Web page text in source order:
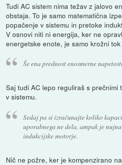
Tudi AC sistem nima težav z jalovo
obstaja. To je samo matematična
popačenje v sistemu in pretoke
V osnovi niti ni energija, ker ne
energetske enote, je samo krožni
Še ena prednost enosmerne
Saj tudi AC lepo reguliraš s prečnimi
v sistemu.
Sedaj pa si izračunajte koliko
uporabnega ne dela, ampak je
indukcijske motorje.
Nič ne požre, ker je kompenzirano